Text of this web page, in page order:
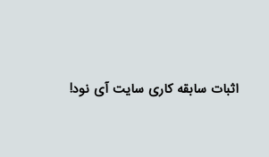
اثبات سابقه کاری سایت آی نود!